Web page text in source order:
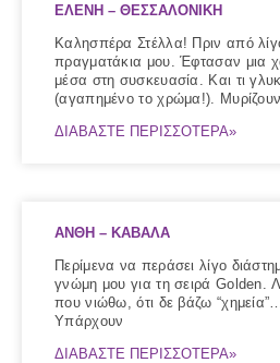
ΕΛΕΝΗ – ΘΕΣΣΑΛΟΝΙΚΗ
Kαλησπέρα Στέλλα! Πριν από
πραγματάκια μου. Έφτασαν μια
μέσα στη συσκευασία. Και τι
(αγαπημένο το χρώμα!).
ΔΙΑΒΑΣΤΕ ΠΕΡΙΣΣΟΤΕΡΑ»
ΑΝΘΗ – ΚΑΒΑΛΑ
Περίμενα να περάσει λίγο
γνώμη μου για τη σειρά Golden.
που νιώθω, ότι δε βάζω
Υπάρχουν
ΔΙΑΒΑΣΤΕ ΠΕΡΙΣΣΟΤΕΡΑ»